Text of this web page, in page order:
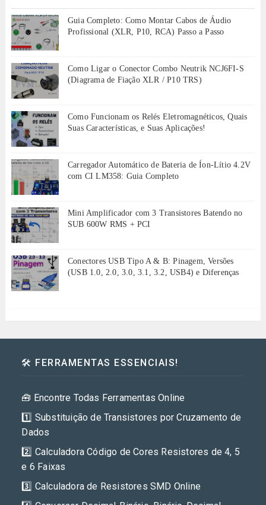
Guia Completo: Como Montar Cabos de Áudio
Profissional (XLR, P10, RCA) Passo a Passo
Como Ligar o Conector Combo Neutrik NCJ6FI-S
(Diagrama de Fiação XLR / P10 TRS)
Como Funcionam os Relés Eletromagnéticos, Quais
Suas Características, e Suas Aplicações!
Carregador Automático de Bateria de Íon-Lítio 4.2V
com CI LM358: Guia Completo
Mini Amplificador com 3 Transistores Batendo no
SUB 600W RMS + PCI
Conectores USB Tipo A & B: Pinagem, Versões
(USB 1.0, 2.0, 3.0, 3.1, 3.2, USB4) e Diferenças
🛠️ FERRAMENTAS ESSENCIAIS!
🧰 Encontre Todas Ferramentas Online
1️⃣ Substituição de Transistores por Cruzamento de
Dados
2️⃣ Calculadora Código de Cores Resistores de 4, 5
e 6 Faixas
3️⃣ Calculadora de Resistores SMD Online